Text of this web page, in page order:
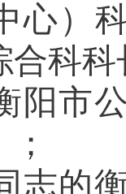
心）
合科
阳市
志的